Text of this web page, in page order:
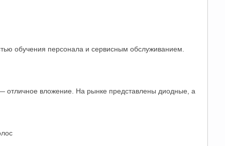
обучения персонала и сервисным обслуживанием.
отличное вложение. На рынке представлены диодные, а